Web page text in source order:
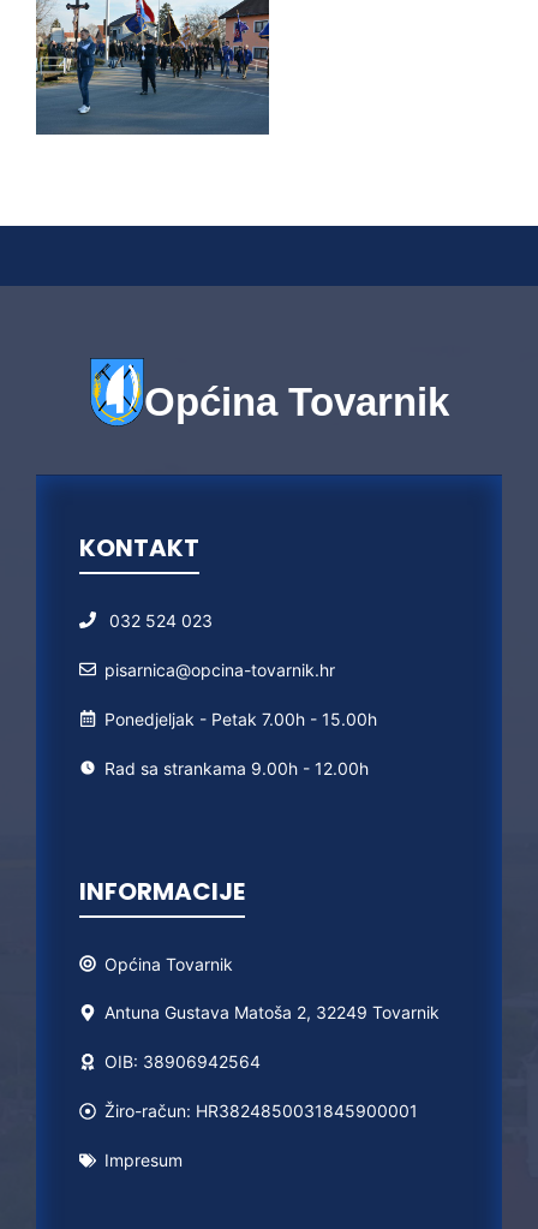
Općina Tovarnik
KONTAKT
032 524 023
pisarnica@opcina-tovarnik.hr
Ponedjeljak - Petak 7.00h - 15.00h
Rad sa strankama 9.00h - 12.00h
INFORMACIJE
Općina Tovarnik
Antuna Gustava Matoša 2, 32249 Tovarnik
OIB: 38906942564
Žiro-račun: HR3824850031845900001
Impresum